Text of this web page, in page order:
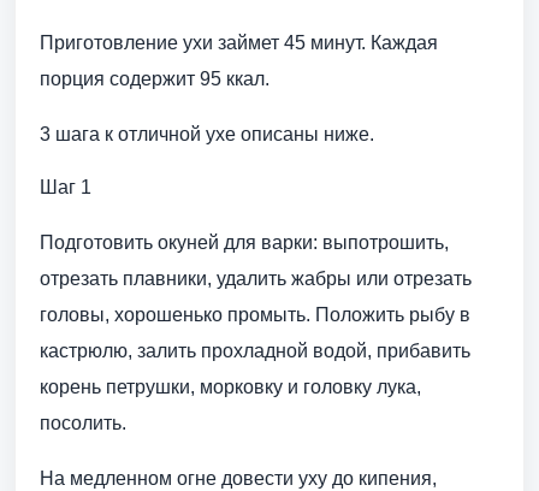
Приготовление ухи займет 45 минут. Каждая
порция содержит 95 ккал.
3 шага к отличной ухе описаны ниже.
Шаг 1
Подготовить окуней для варки: выпотрошить,
отрезать плавники, удалить жабры или отрезать
головы, хорошенько промыть. Положить рыбу в
кастрюлю, залить прохладной водой, прибавить
корень петрушки, морковку и головку лука,
посолить.
На медленном огне довести уху до кипения,